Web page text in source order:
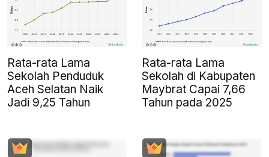
Rata-rata Lama
Sekolah Penduduk
Aceh Selatan Naik
Jadi 9,25 Tahun
Rata-rata Lama
Sekolah di Kabupaten
Maybrat Capai 7,66
Tahun pada 2025